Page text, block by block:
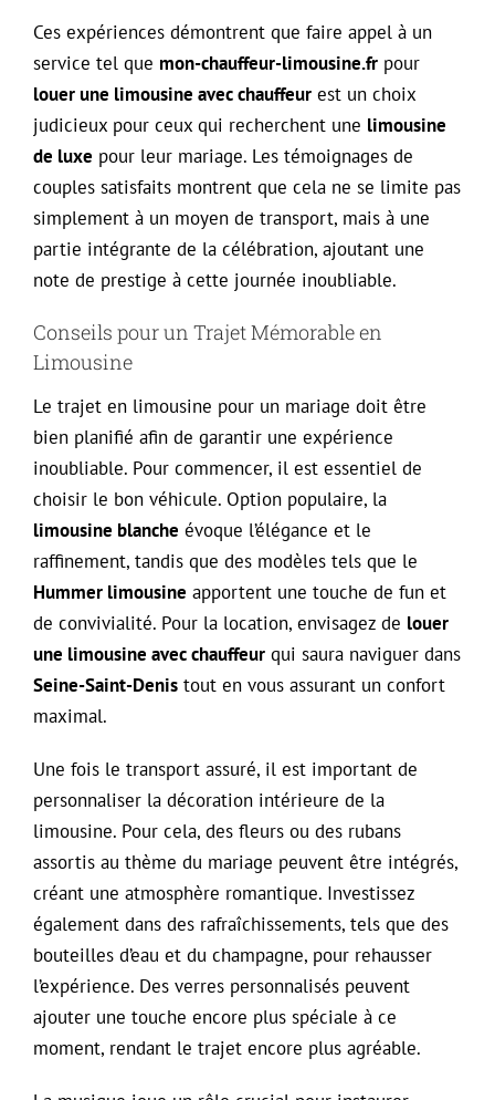
Ces expériences démontrent que faire appel à un
service tel que mon-chauffeur-limousine.fr pour
louer une limousine avec chauffeur est un choix
judicieux pour ceux qui recherchent une limousine
de luxe pour leur mariage. Les témoignages de
couples satisfaits montrent que cela ne se limite pas
simplement à un moyen de transport, mais à une
partie intégrante de la célébration, ajoutant une
note de prestige à cette journée inoubliable.
Conseils pour un Trajet Mémorable en
Limousine
Le trajet en limousine pour un mariage doit être
bien planifié afin de garantir une expérience
inoubliable. Pour commencer, il est essentiel de
choisir le bon véhicule. Option populaire, la
limousine blanche évoque l’élégance et le
raffinement, tandis que des modèles tels que le
Hummer limousine apportent une touche de fun et
de convivialité. Pour la location, envisagez de louer
une limousine avec chauffeur qui saura naviguer dans
Seine-Saint-Denis tout en vous assurant un confort
maximal.
Une fois le transport assuré, il est important de
personnaliser la décoration intérieure de la
limousine. Pour cela, des fleurs ou des rubans
assortis au thème du mariage peuvent être intégrés,
créant une atmosphère romantique. Investissez
également dans des rafraîchissements, tels que des
bouteilles d’eau et du champagne, pour rehausser
l’expérience. Des verres personnalisés peuvent
ajouter une touche encore plus spéciale à ce
moment, rendant le trajet encore plus agréable.